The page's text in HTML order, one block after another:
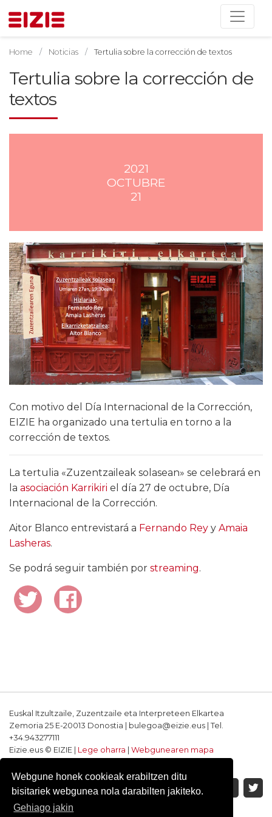
Webgune honek cookieak erabiltzen ditu
bisitariek webgunea nola darabilten jakiteko.
Gehiago jakin
Home Noticias Tertulia sobre la corrección de textos
Tertulia sobre la corrección de
textos
2021
OCTUBRE
21
Con motivo del Día Internacional de la Corrección,
EIZIE ha organizado una tertulia en torno a la
corrección de textos.
La tertulia «Zuzentzaileak solasean» se celebrará en
la asociación Karrikiri el día 27 de octubre, Día
Internacional de la Corrección.
Aitor Blanco entrevistará a Fernando Rey y Amaia
Lasheras.
Se podrá seguir también por streaming.
Euskal Itzultzaile, Zuzentzaile eta Interpreteen Elkartea
Zemoria 25 E-20013 Donostia | bulegoa@eizie.eus | Tel.
+34.943277111
Eizie.eus © EIZIE | Lege oharra
Webgunearen mapa